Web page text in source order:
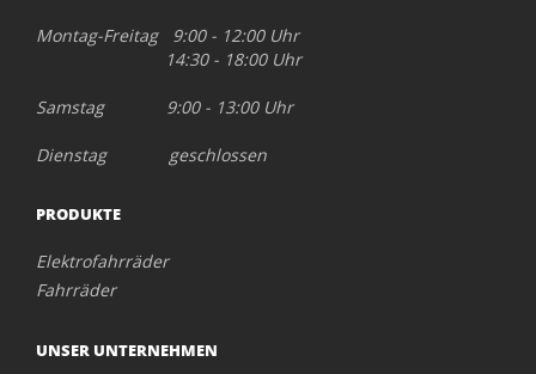
Montag-Freitag 9:00 - 12:00 Uhr
14:30 - 18:00 Uhr
Samstag 9:00 - 13:00 Uhr
Dienstag geschlossen
PRODUKTE
Elektrofahrräder
Fahrräder
UNSER UNTERNEHMEN